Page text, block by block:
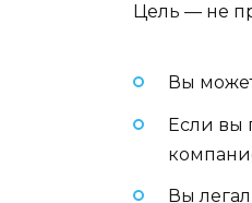
Цель — не
Вы
Если вы
Вы